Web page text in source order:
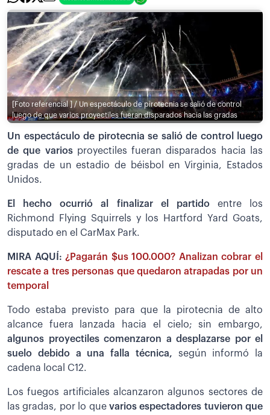
[Foto referencial ] / Un espectáculo de pirotecnia se salió de control
luego de que varios proyectiles fueran disparados hacia las gradas
Un espectáculo de pirotecnia se salió de control luego
de que variosproyectiles fueran disparados hacia las
gradas de un estadio de béisbol en Virginia, Estados
Unidos.
El hecho ocurrió al finalizar el partido entre los
Richmond Flying Squirrels y los Hartford Yard Goats,
disputado en el CarMax Park.
MIRA AQUÍ: ¿Pagarán $us 100.000? Analizan cobrar el
rescate a tres personas que quedaron atrapadas por un
temporal
Todo estaba previsto para que la pirotecnia de alto
alcance fuera lanzada hacia el cielo; sin embargo,
algunos proyectiles comenzaron a desplazarse por el
suelo debido a una falla técnica, según informó la
cadena local C12.
Los fuegos artificiales alcanzaron algunos sectores de
las gradas, por lo que varios espectadores tuvieron que